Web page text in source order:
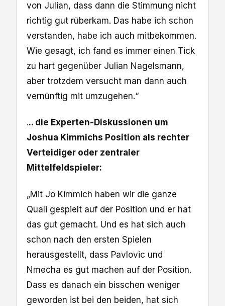
von Julian, dass dann die Stimmung nicht
richtig gut rüberkam. Das habe ich schon
verstanden, habe ich auch mitbekommen.
Wie gesagt, ich fand es immer einen Tick
zu hart gegenüber Julian Nagelsmann,
aber trotzdem versucht man dann auch
vernünftig mit umzugehen.“
... die Experten-Diskussionen um
Joshua Kimmichs Position als rechter
Verteidiger oder zentraler
Mittelfeldspieler:
„Mit Jo Kimmich haben wir die ganze
Quali gespielt auf der Position und er hat
das gut gemacht. Und es hat sich auch
schon nach den ersten Spielen
herausgestellt, dass Pavlovic und
Nmecha es gut machen auf der Position.
Dass es danach ein bisschen weniger
geworden ist bei den beiden, hat sich